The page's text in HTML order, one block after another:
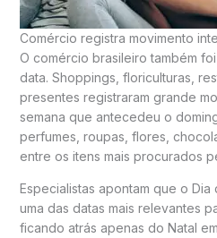
Comércio registra movimento
O comércio brasileiro também
data. Shoppings, floriculturas,
presentes registraram grande
semana que antecedeu o
perfumes, roupas, flores,
entre os itens mais procurados
Especialistas apontam que o
uma das datas mais relevantes
ficando atrás apenas do Natal